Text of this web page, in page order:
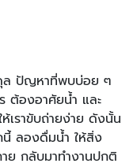
ดุล ปัญหาที่พบบ่อย ๆ
ต้องอาศัยน้ำ และ
ห้เราขับถ่ายง่าย ดังนั้น
ลองดื่มน้ำ ให้สิ่ง
าย กลับมาทำงานปกติ